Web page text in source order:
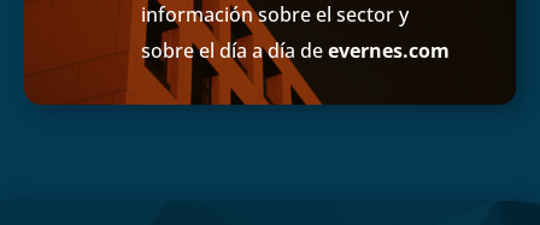
información sobre el sector y
sobre el día a día deevernes.com